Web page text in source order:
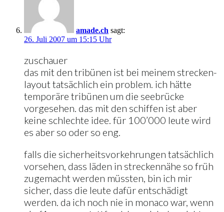
amade.ch sagt:
26. Juli 2007 um 15:15 Uhr
zuschauer
das mit den tribünen ist bei meinem strecken-
layout tatsächlich ein problem. ich hätte
temporäre tribünen um die seebrücke
vorgesehen. das mit den schiffen ist aber
keine schlechte idee. für 100’000 leute wird
es aber so oder so eng.
falls die sicherheitsvorkehrungen tatsächlich
vorsehen, dass läden in streckennähe so früh
zugemacht werden müssten, bin ich mir
sicher, dass die leute dafür entschädigt
werden. da ich noch nie in monaco war, wenn